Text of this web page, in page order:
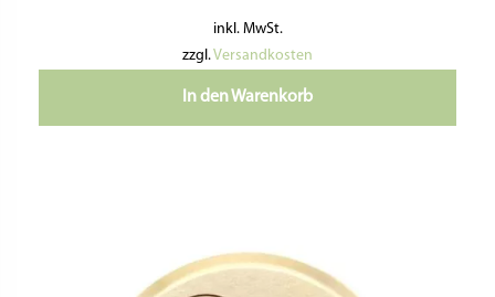
inkl. MwSt.
zzgl. Versandkosten
In den Warenkorb